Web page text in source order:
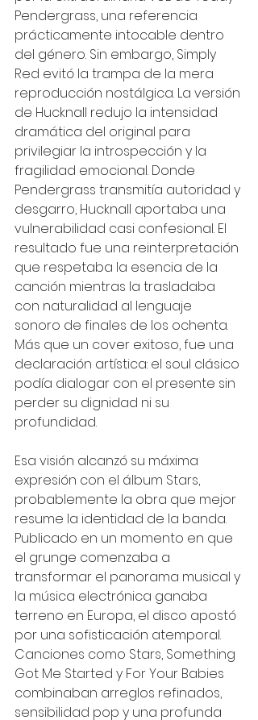
Pendergrass, una referencia
prácticamente intocable dentro
del género. Sin embargo, Simply
Red evitó la trampa de la mera
reproducción nostálgica. La versión
de Hucknall redujo la intensidad
dramática del original para
privilegiar la introspección y la
fragilidad emocional. Donde
Pendergrass transmitía autoridad y
desgarro, Hucknall aportaba una
vulnerabilidad casi confesional. El
resultado fue una reinterpretación
que respetaba la esencia de la
canción mientras la trasladaba
con naturalidad al lenguaje
sonoro de finales de los ochenta.
Más que un cover exitoso, fue una
declaración artística: el soul clásico
podía dialogar con el presente sin
perder su dignidad ni su
profundidad.
Esa visión alcanzó su máxima
expresión con el álbum Stars,
probablemente la obra que mejor
resume la identidad de la banda.
Publicado en un momento en que
el grunge comenzaba a
transformar el panorama musical y
la música electrónica ganaba
terreno en Europa, el disco apostó
por una sofisticación atemporal.
Canciones como Stars, Something
Got Me Started y For Your Babies
combinaban arreglos refinados,
sensibilidad pop y una profunda